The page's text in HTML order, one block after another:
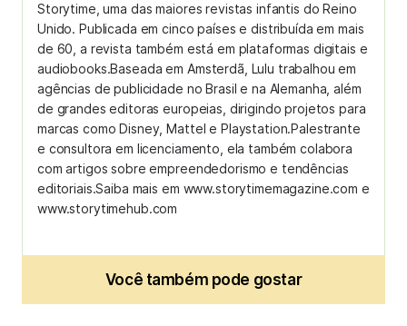
Storytime, uma das maiores revistas infantis do Reino
Unido. Publicada em cinco países e distribuída em mais
de 60, a revista também está em plataformas digitais e
audiobooks.Baseada em Amsterdã, Lulu trabalhou em
agências de publicidade no Brasil e na Alemanha, além
de grandes editoras europeias, dirigindo projetos para
marcas como Disney, Mattel e Playstation.Palestrante
e consultora em licenciamento, ela também colabora
com artigos sobre empreendedorismo e tendências
editoriais.Saiba mais em www.storytimemagazine.com e
www.storytimehub.com
Você também pode gostar